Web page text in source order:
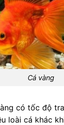
Cá vàng
có tốc độ
loài cá khác